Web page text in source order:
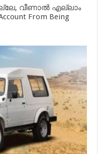
വീണാൽ എല്ലാം
From Being